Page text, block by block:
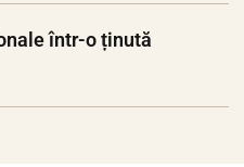
într-o ținută